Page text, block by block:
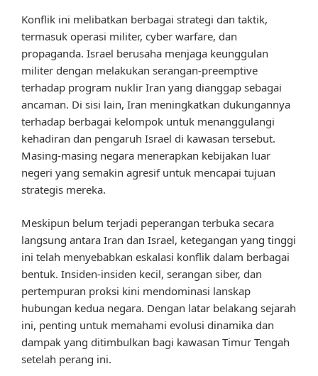
Konflik ini melibatkan berbagai strategi dan taktik,
termasuk operasi militer, cyber warfare, dan
propaganda. Israel berusaha menjaga keunggulan
militer dengan melakukan serangan-preemptive
terhadap program nuklir Iran yang dianggap sebagai
ancaman. Di sisi lain, Iran meningkatkan dukungannya
terhadap berbagai kelompok untuk menanggulangi
kehadiran dan pengaruh Israel di kawasan tersebut.
Masing-masing negara menerapkan kebijakan luar
negeri yang semakin agresif untuk mencapai tujuan
strategis mereka.
Meskipun belum terjadi peperangan terbuka secara
langsung antara Iran dan Israel, ketegangan yang tinggi
ini telah menyebabkan eskalasi konflik dalam berbagai
bentuk. Insiden-insiden kecil, serangan siber, dan
pertempuran proksi kini mendominasi lanskap
hubungan kedua negara. Dengan latar belakang sejarah
ini, penting untuk memahami evolusi dinamika dan
dampak yang ditimbulkan bagi kawasan Timur Tengah
setelah perang ini.